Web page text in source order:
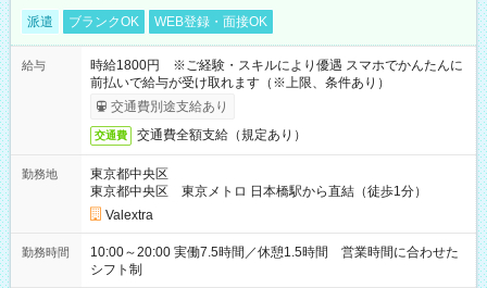
派遣 ブランクOK WEB登録・面接OK
給与
時給1800円 ※ご経験・スキルにより優遇 スマホでかんたんに
前払いで給与が受け取れます（※上限、条件あり）
交通費別途支給あり
交通費 交通費全額支給（規定あり）
勤務地
東京都中央区
東京都中央区 東京メトロ 日本橋駅から直結（徒歩1分）
Valextra
勤務時間
10:00～20:00 実働7.5時間／休憩1.5時間 営業時間に合わせた
シフト制